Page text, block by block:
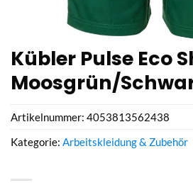
Kübler Pulse Eco
Moosgrün/
Artikelnummer: 4053813562438
Kategorie: Arbeitskleidung & Zubehör